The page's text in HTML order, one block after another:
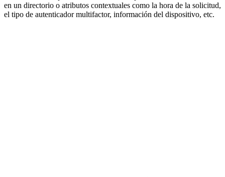
en un directorio o atributos contextuales como la hora de la solicitud,
el tipo de autenticador multifactor, información del dispositivo, etc.